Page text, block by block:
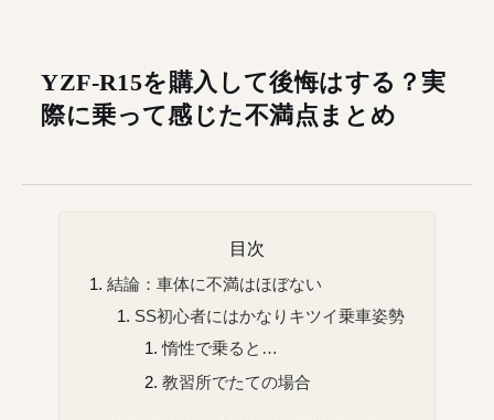
YZF-R15を購入して後悔はする？実
際に乗って感じた不満点まとめ
目次
結論：車体に不満はほぼない
SS初心者にはかなりキツイ乗車姿勢
惰性で乗ると…
教習所でたての場合